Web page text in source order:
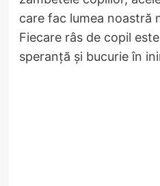
care fac lumea noastră
Fiecare râs de copil
speranță și bucurie în